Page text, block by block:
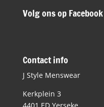
Volg ons op Facebook
Contact info
J Style Menswear
Kerkplein 3
4401 ED Yerseke